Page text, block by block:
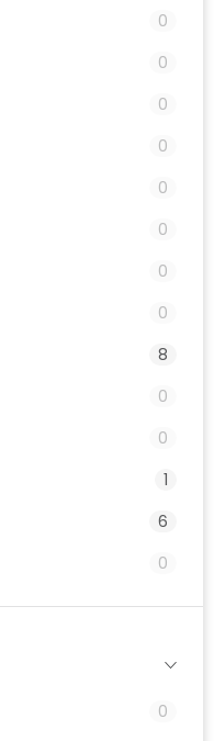
0
0
0
0
0
0
0
0
8
0
0
1
6
0
0